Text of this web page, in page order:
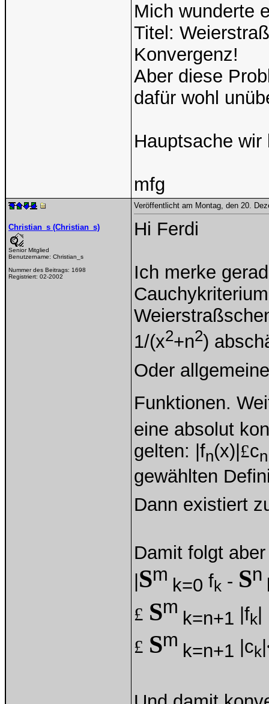
Mich wunderte
Titel:
Konvergenz!
Aber diese
dafür wohl
Hauptsache
mfg
Christian_s (Christian_s)
Senior Mitglied
Benutzername: Christian_s
Nummer des Beitrags: 1698
Registriert: 02-2002
Veröffentlicht am Montag, den 20.
Hi Ferdi
Ich merke
1/(x2+n2)
Oder
Funktionen.
eine absolut
gelten: |fn(x)|£cn
gewählten
Dann existiert
Damit folgt
Sm
k=0 fk - Sn
£ Sm
k=n+1 |fk|
£ Sm
k=n+1 |ck